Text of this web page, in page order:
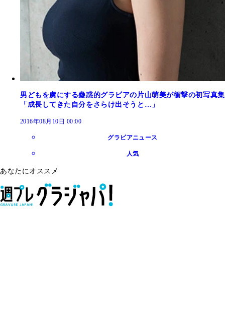
男どもを虜にする蠱惑的グラビアの片山萌美が衝撃の初写真集
「成長してきた自分をさらけ出そうと…」
2016年08月10日 00:00
グラビアニュース
人気
あなたにオススメ